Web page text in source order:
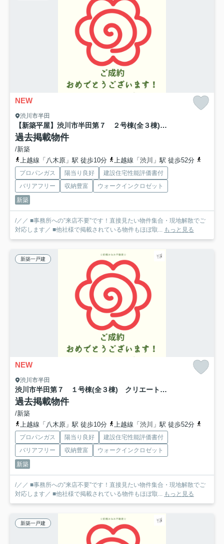
NEW
渋川市半田
【新築平屋】渋川市半田第７ ２号棟(全３棟) クリエートの家 新築建売分譲
過去掲載物件
/新築
上越線「八木原」駅 徒歩10分
上越線「渋川」駅 徒歩52分
プロパンガス 陽当り良好
建設住宅性能評価書付
バリアフリー
収納豊富
ウォークインクロゼット
新築
/／／ ■事務所への”来店不要”です！直接見たい物件集合・現地解散でご
対応します／ ■他社様で掲載されている物件もほぼ取... もっと見る
新築一戸建
NEW
渋川市半田
渋川市半田第７ １号棟(全３棟) クリエートの家 新築建売分譲
過去掲載物件
/新築
上越線「八木原」駅 徒歩10分
上越線「渋川」駅 徒歩52分
プロパンガス 陽当り良好
建設住宅性能評価書付
バリアフリー
収納豊富
ウォークインクロゼット
新築
/／／ ■事務所への”来店不要”です！直接見たい物件集合・現地解散でご
対応します／ ■他社様で掲載されている物件もほぼ取... もっと見る
新築一戸建